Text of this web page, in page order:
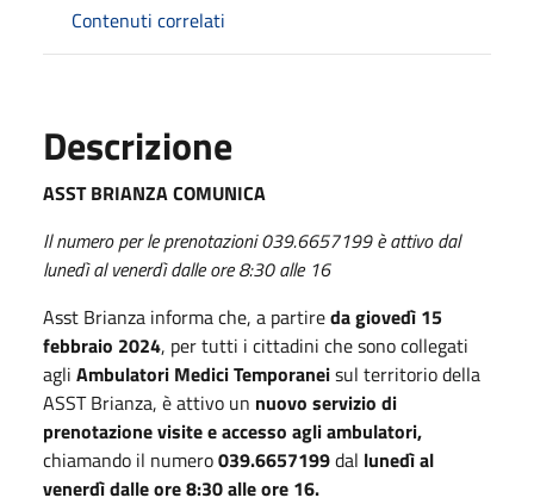
Contenuti correlati
Descrizione
ASST BRIANZA COMUNICA
Il numero per le prenotazioni 039.6657199 è attivo dal
lunedì al venerdì dalle ore 8:30 alle 16
Asst Brianza informa che, a partireda giovedì 15
febbraio 2024, per tutti i cittadini che sono collegati
agli Ambulatori Medici Temporaneisul territorio della
ASST Brianza, è attivo un nuovo servizio di
prenotazione visite e accesso agli ambulatori,
chiamando il numero039.6657199dal lunedì al
venerdì dalle ore 8:30 alle ore 16.